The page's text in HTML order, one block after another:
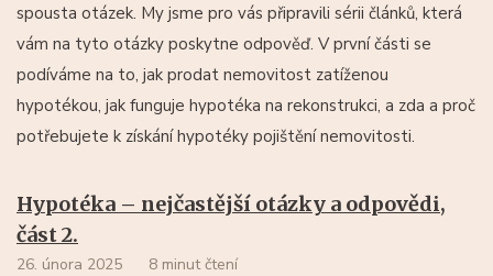
spousta otázek. My jsme pro vás připravili sérii článků, která
vám na tyto otázky poskytne odpověď. V první části se
podíváme na to, jak prodat nemovitost zatíženou
hypotékou, jak funguje hypotéka na rekonstrukci, a zda a proč
potřebujete k získání hypotéky pojištění nemovitosti.
Hypotéka – nejčastější otázky a odpovědi,
část 2.
26. února 2025 8 minut čtení